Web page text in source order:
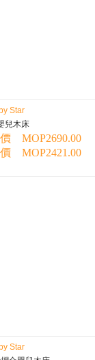
Star
兒木床
MOP2690.00
MOP2421.00
Star